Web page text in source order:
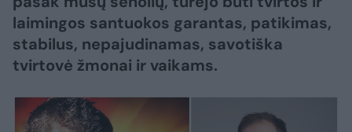
laimingos santuokos garantas, patikimas,
stabilus, nepajudinamas, savotiška
tvirtovė žmonai ir vaikams.